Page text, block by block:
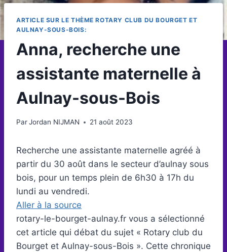
ARTICLE SUR LE THÈME ROTARY CLUB DU BOURGET ET
AULNAY-SOUS-BOIS:
Anna, recherche une
assistante maternelle à
Aulnay-sous-Bois
ParJordan NIJMAN 21 août 2023
Recherche une assistante maternelle agréé à
partir du 30 août dans le secteur d’aulnay sous
bois, pour un temps plein de 6h30 à 17h du
lundi au vendredi.
Aller à la source
rotary-le-bourget-aulnay.fr vous a sélectionné
cet article qui débat du sujet « Rotary club du
Bourget et Aulnay-sous-Bois ». Cette chronique